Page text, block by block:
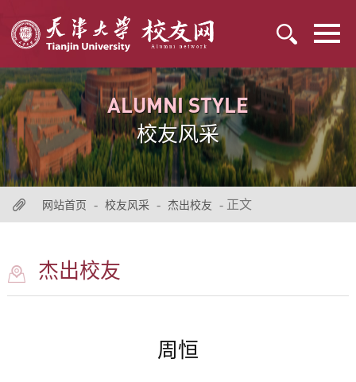
ALUMNI STYLE
校友风采
网站首页 - 校友风采 - 杰出校友 - 正文
杰出校友
周恒